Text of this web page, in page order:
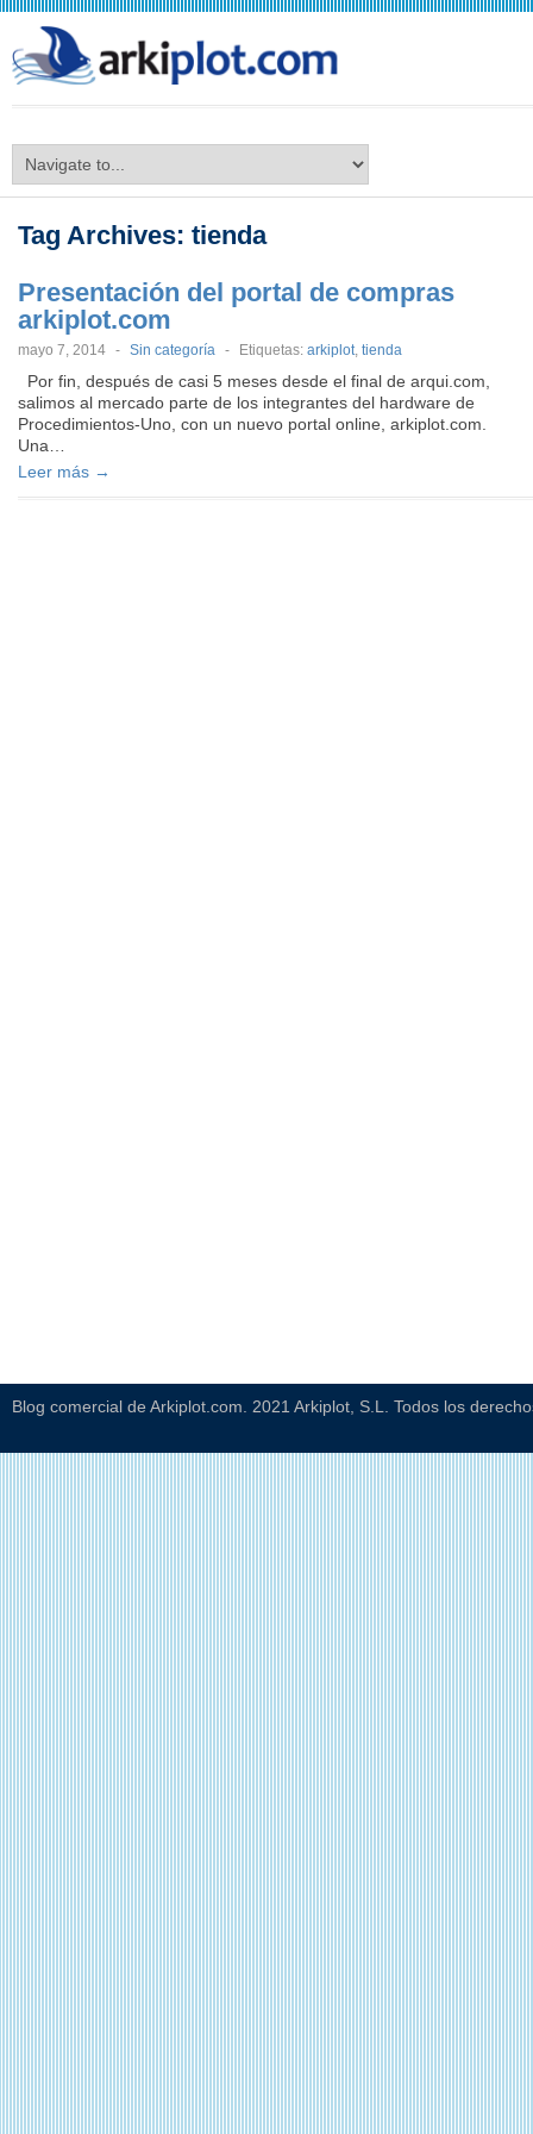
Tag Archives: tienda
Presentación del portal de compras
arkiplot.com
mayo 7, 2014 - Sin categoría - Etiquetas: arkiplot, tienda
Por fin, después de casi 5 meses desde el final de arqui.com,
salimos al mercado parte de los integrantes del hardware de
Procedimientos-Uno, con un nuevo portal online, arkiplot.com.
Una…
Leer más →
Blog comercial de Arkiplot.com. 2021 Arkiplot, S.L. Todos los